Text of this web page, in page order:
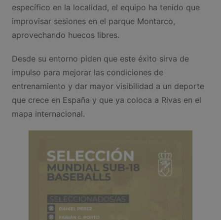
específico en la localidad, el equipo ha tenido que
improvisar sesiones en el parque Montarco,
aprovechando huecos libres.
Desde su entorno piden que este éxito sirva de
impulso para mejorar las condiciones de
entrenamiento y dar mayor visibilidad a un deporte
que crece en España y que ya coloca a Rivas en el
mapa internacional.